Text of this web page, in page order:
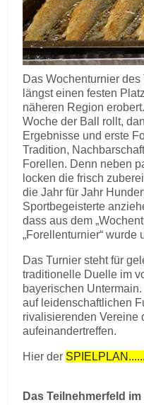
Das Wochenturnier
längst einen festen
näheren Region
Woche der Ball rollt,
Ergebnisse und erste
Tradition,
Forellen. Denn neben
locken die frisch
die Jahr für Jahr
Sportbegeisterte
dass aus dem
„Forellenturnier“ wurde
Das Turnier steht für
traditionelle Duelle im
bayerischen
auf leidenschaftlichen
rivalisierenden Vereine
aufeinandertreffen.
Hier der SPIELPLAN......
Das Teilnehmerfeld